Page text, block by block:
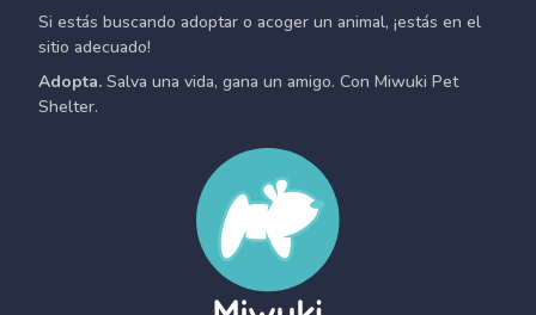
Si estás buscando adoptar o acoger un animal, ¡estás en el
sitio adecuado!
Adopta. Salva una vida, gana un amigo. Con Miwuki Pet
Shelter.